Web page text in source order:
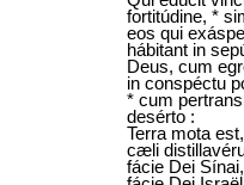
fortitúdine, *
eos qui
hábitant in
Deus, cum
in conspéctu
* cum
desérto :
Terra mota
cæli
fácie Dei